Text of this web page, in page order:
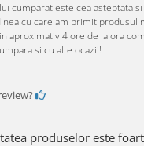
cumparat este cea asteptata
cu care am primit produsul
aproximativ 4 ore de la ora
si cu alte ocazii!
produselor este